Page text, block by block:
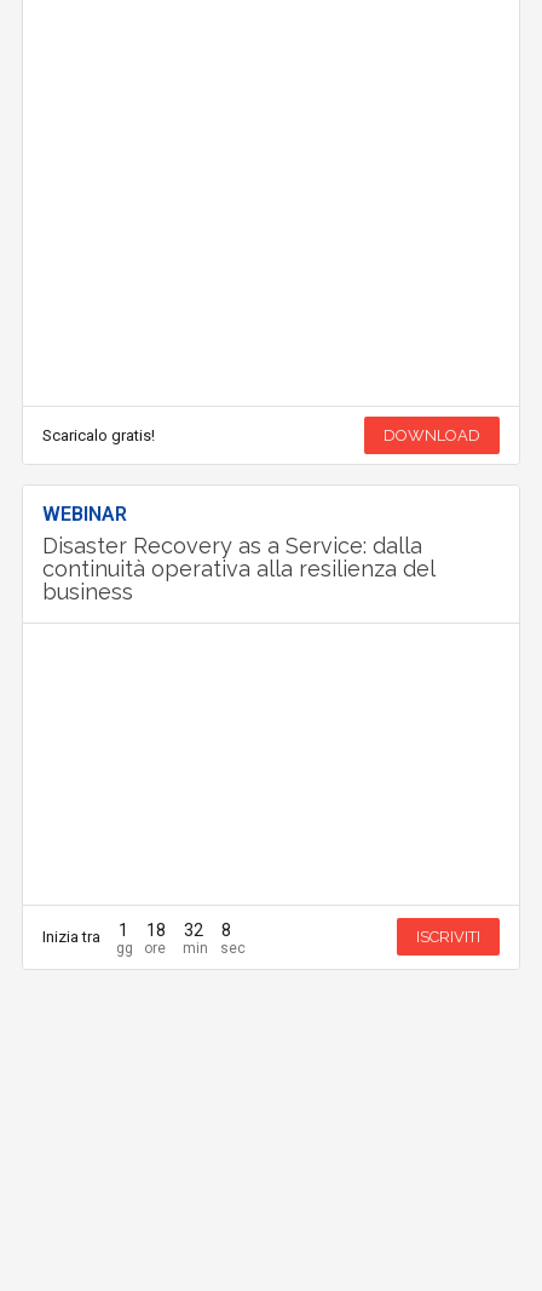
Scaricalo gratis! DOWNLOAD
WEBINAR
Disaster Recovery as a Service: dalla
continuità operativa alla resilienza del
business
Inizia tra 1 18 32 8 ISCRIVITI